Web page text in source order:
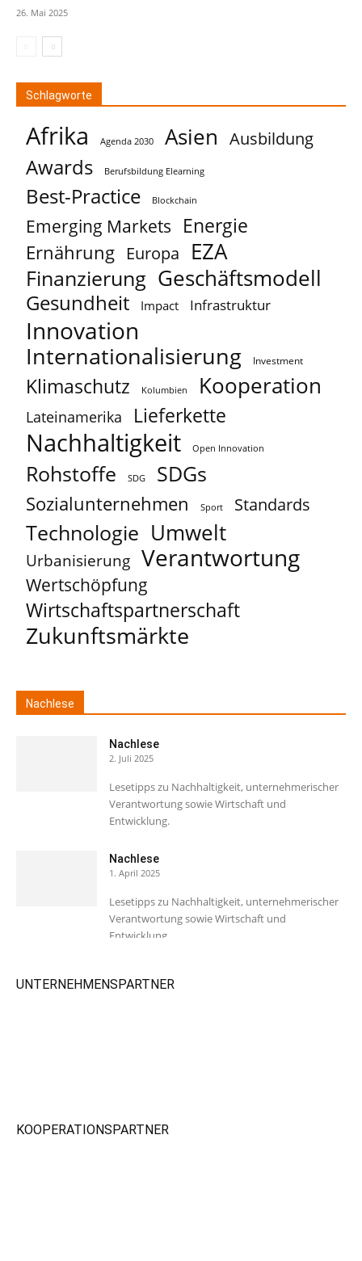
26. Mai 2025
Schlagworte
Afrika Agenda 2030 Asien Ausbildung
Awards Berufsbildung Elearning
Best-Practice Blockchain
Emerging Markets Energie
Ernährung Europa EZA
Finanzierung Geschäftsmodell
Gesundheit Impact Infrastruktur
Innovation
Internationalisierung Investment
Klimaschutz Kolumbien Kooperation
Lateinamerika Lieferkette
Nachhaltigkeit Open Innovation
Rohstoffe SDG SDGs
Sozialunternehmen Sport Standards
Technologie Umwelt
Urbanisierung Verantwortung
Wertschöpfung
Wirtschaftspartnerschaft
Zukunftsmärkte
Nachlese
Nachlese
2. Juli 2025
Lesetipps zu Nachhaltigkeit, unternehmerischer
Verantwortung sowie Wirtschaft und
Entwicklung.
Nachlese
1. April 2025
Lesetipps zu Nachhaltigkeit, unternehmerischer
Verantwortung sowie Wirtschaft und
Entwicklung.
UNTERNEHMENSPARTNER
KOOPERATIONSPARTNER